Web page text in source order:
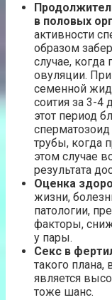
в половых
активности
образом
случае,
овуляции.
семенной
соития за 3-4
этот период
трубы, когда
этом случае
результата
Оценка
жизни,
патологии,
факторы,
у пары.
Секс в
такого плана,
является
тоже шанс.